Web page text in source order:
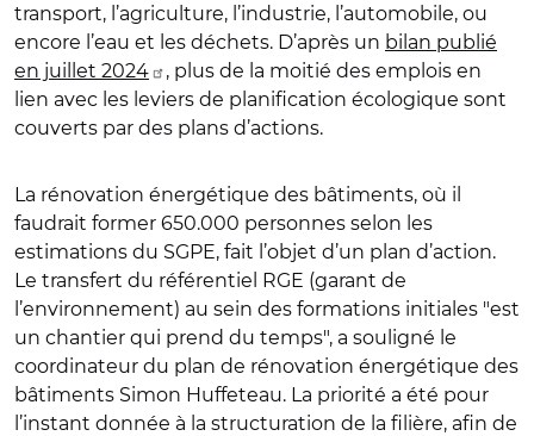
transport, l’agriculture, l’industrie, l’automobile, ou
encore l’eau et les déchets. D’après un bilan publié
en juillet 2024
, plus de la moitié des emplois en
lien avec les leviers de planification écologique sont
couverts par des plans d’actions.
La rénovation énergétique des bâtiments, où il
faudrait former 650.000 personnes selon les
estimations du SGPE, fait l’objet d’un plan d’action.
Le transfert du référentiel RGE (garant de
l’environnement) au sein des formations initiales "est
un chantier qui prend du temps", a souligné le
coordinateur du plan de rénovation énergétique des
bâtiments Simon Huffeteau. La priorité a été pour
l’instant donnée à la structuration de la filière, afin de